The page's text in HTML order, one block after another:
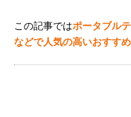
この記事ではポータブル
などで人気の高いおすす